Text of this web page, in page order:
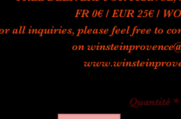
FR 0€ / EUR 25€ /
all inquiries, please feel free to
on
Quantité *